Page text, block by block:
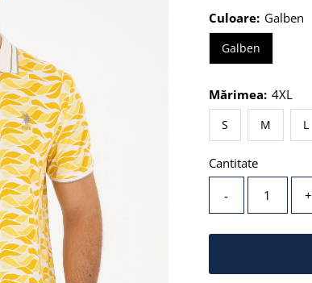
Culoare: Galben
Galben
Mărimea: 4XL
L
S M
Cantitate
-
+